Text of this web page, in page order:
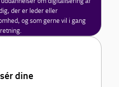
der er leder eller
og som gerne vil i gang
dine